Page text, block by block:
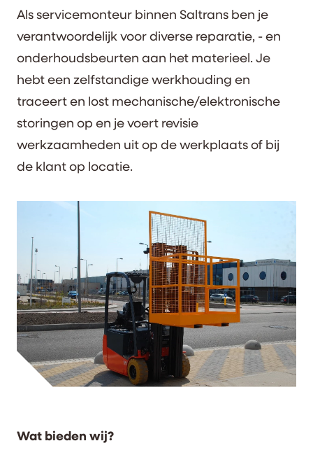
Als servicemonteur binnen Saltrans ben je
verantwoordelijk voor diverse reparatie, - en
onderhoudsbeurten aan het materieel. Je
hebt een zelfstandige werkhouding en
traceert en lost mechanische/elektronische
storingen op en je voert revisie
werkzaamheden uit op de werkplaats of bij
de klant op locatie.
Wat bieden wij?